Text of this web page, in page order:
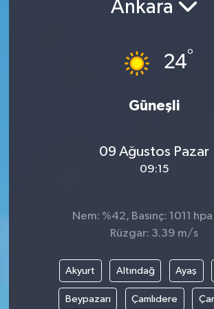
Ankara
24°
Güneşli
09 Ağustos Pazar
09:15
Nem: %42, Basınç: 1011
Rüzgar: 3.39 m/s
Akyurt Altındağ Ayaş
Beypazarı Çamlıdere
BİLİM VE TEKNOLOJİ
HABERDE İNSAN
KÜLTÜR SANAT